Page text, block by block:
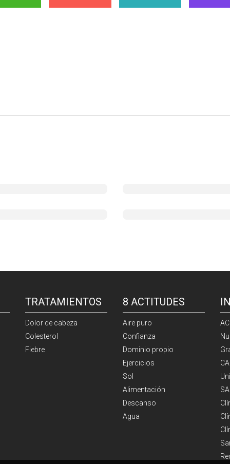
TRATAMIENTOS
Dolor de cabeza
Colesterol
Fiebre
8 ACTITUDES
Aire puro
Confianza
Dominio propio
Ejercicios
Sol
Alimentación
Descanso
Agua